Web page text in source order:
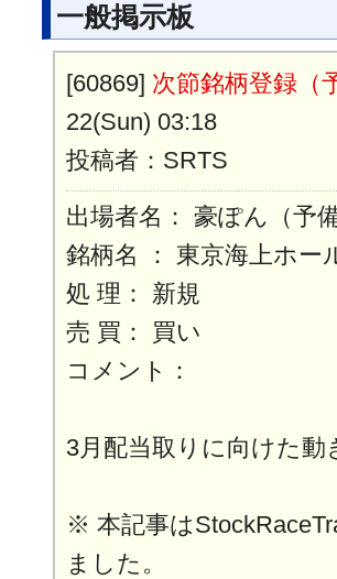
一般掲示板
[60869] 次節銘柄登録（
22(Sun) 03:18
投稿者：SRTS
出場者名： 豪ぽん（予
銘柄名 ： 東京海上ホー
処 理： 新規
売 買： 買い
コメント：
3月配当取りに向けた動
※ 本記事は
ました。